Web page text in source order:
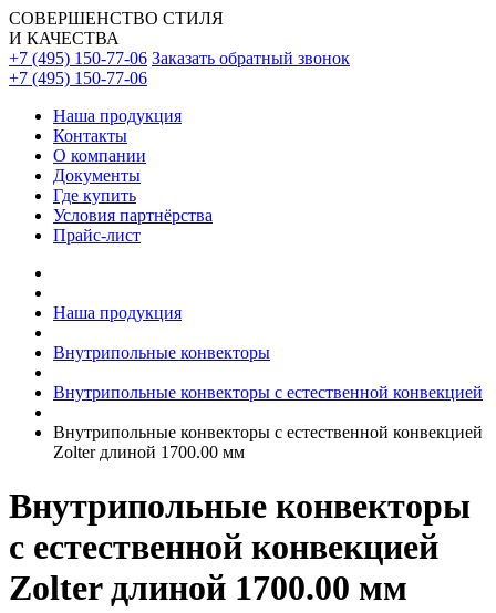
СОВЕРШЕНСТВО СТИЛЯ
И КАЧЕСТВА
+7 (495) 150-77-06 Заказать обратный звонок
+7 (495) 150-77-06
Наша продукция
Контакты
О компании
Документы
Где купить
Условия партнёрства
Прайс-лист
Наша продукция
Внутрипольные конвекторы
Внутрипольные конвекторы с естественной конвекцией
Внутрипольные конвекторы с естественной конвекцией
Zolter длиной 1700.00 мм
Внутрипольные конвекторы
с естественной конвекцией
Zolter длиной 1700.00 мм